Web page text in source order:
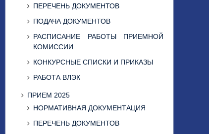
ПЕРЕЧЕНЬ ДОКУМЕНТОВ
ПОДАЧА ДОКУМЕНТОВ
РАСПИСАНИЕ РАБОТЫ ПРИЕМНОЙ
КОМИССИИ
КОНКУРСНЫЕ СПИСКИ И ПРИКАЗЫ
РАБОТА ВЛЭК
ПРИЕМ 2025
НОРМАТИВНАЯ ДОКУМЕНТАЦИЯ
ПЕРЕЧЕНЬ ДОКУМЕНТОВ